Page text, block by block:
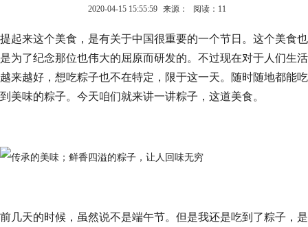
2020-04-15 15:55:59 来源： 阅读：11
提起来这个美食，是有关于中国很重要的一个节日。这个美食也
是为了纪念那位也伟大的屈原而研发的。不过现在对于人们生活
越来越好，想吃粽子也不在特定，限于这一天。随时随地都能吃
到美味的粽子。今天咱们就来讲一讲粽子，这道美食。
前几天的时候，虽然说不是端午节。但是我还是吃到了粽子，是